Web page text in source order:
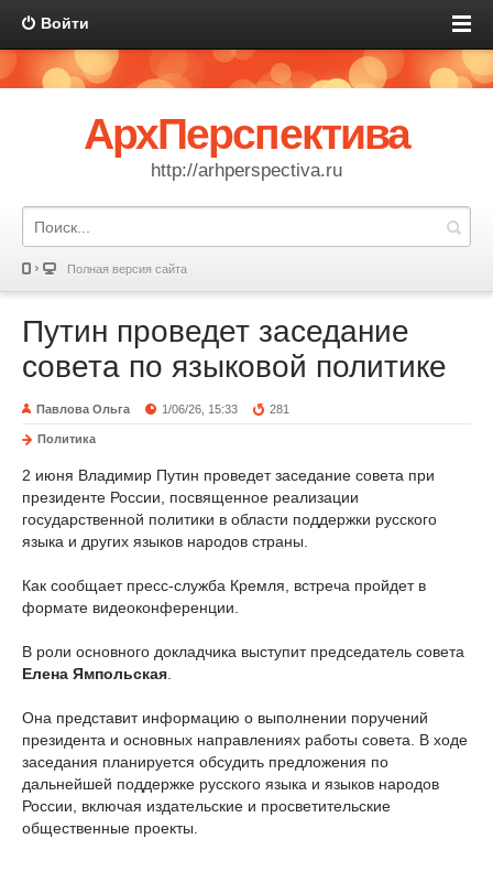
Войти
АрхПерспектива
http://arhperspectiva.ru
Полная версия сайта
Путин проведет заседание
совета по языковой политике
Павлова Ольга 1/06/26, 15:33 281
Политика
2 июня Владимир Путин проведет заседание совета при
президенте России, посвященное реализации
государственной политики в области поддержки русского
языка и других языков народов страны.
Как сообщает пресс-служба Кремля, встреча пройдет в
формате видеоконференции.
В роли основного докладчика выступит председатель совета
Елена Ямпольская
Она представит информацию о выполнении поручений
президента и основных направлениях работы совета. В ходе
заседания планируется обсудить предложения по
дальнейшей поддержке русского языка и языков народов
России, включая издательские и просветительские
общественные проекты.